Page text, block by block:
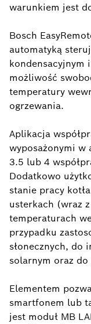
warunkiem jest
Bosch
automatyką
kondensacyjnym
możliwość
temperatury
ogrzewania.
Aplikacja
wyposażonymi w
3.5 lub 4
Dodatkowo
stanie pracy
usterkach (wraz
temperaturach
przypadku
słonecznych, do
solarnym oraz
Elementem
smartfonem lub
jest moduł MB